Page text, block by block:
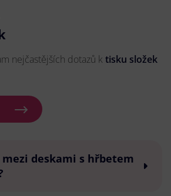
nejčastějších dotazů k tisku složek
mezi deskami s hřbetem